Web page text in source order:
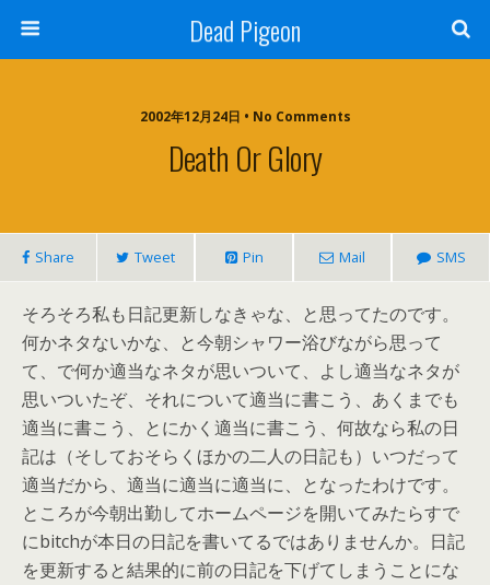
Dead Pigeon
2002年12月24日 • No Comments
Death Or Glory
Share Tweet Pin Mail SMS
そろそろ私も日記更新しなきゃな、と思ってたのです。
何かネタないかな、と今朝シャワー浴びながら思って
て、で何か適当なネタが思いついて、よし適当なネタが
思いついたぞ、それについて適当に書こう、あくまでも
適当に書こう、とにかく適当に書こう、何故なら私の日
記は（そしておそらくほかの二人の日記も）いつだって
適当だから、適当に適当に適当に、となったわけです。
ところが今朝出勤してホームページを開いてみたらすで
にbitchが本日の日記を書いてるではありませんか。日記
を更新すると結果的に前の日記を下げてしまうことにな